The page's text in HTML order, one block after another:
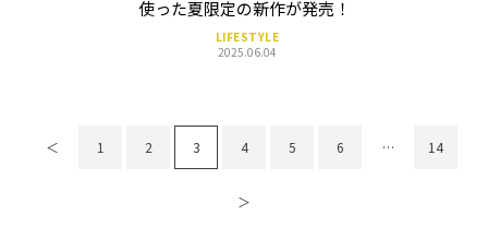
使った夏限定の新作が発売！
LIFESTYLE
2025.06.04
＜ 1 2 3 4 5 6 … 14
＞